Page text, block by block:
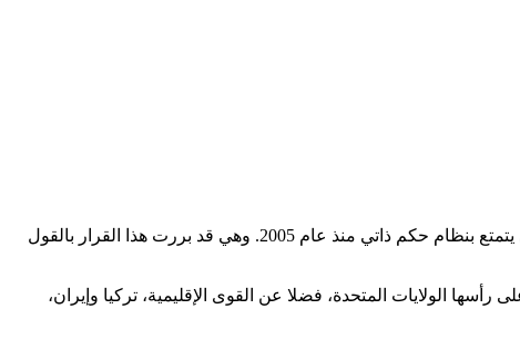
في يوم الاثنين 18 أيلول / سبتمبر أمرت المحكمة العليا العراقية بتعليق استفتاء الاستقلال المقرر في 25 سبتمبر في كردستان العراق الذي يتمتع بنظام حكم ذاتي منذ عام 2005. وهي قد بررت هذا القرار بالقول
الولايات المتحدة، فضلا عن القوى الإقليمية، تركيا وإيران،